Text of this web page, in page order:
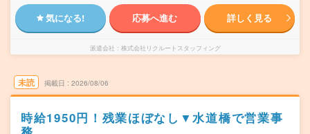
気になる! 応募へ進む 詳しく見る
派遣会社 株式会社リクルートスタッフィング
未読 掲載日 2026/08/06
時給1950円！残業ほぼなし▼水道橋で営業事